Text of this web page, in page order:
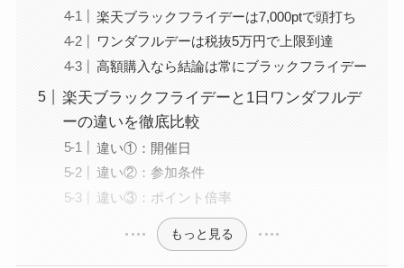
楽天ブラックフライデーは7,000ptで頭打ち
ワンダフルデーは税抜5万円で上限到達
高額購入なら結論は常にブラックフライデー
楽天ブラックフライデーと1日ワンダフルデ
ーの違いを徹底比較
違い①：開催日
違い②：参加条件
違い③：ポイント倍率
もっと見る